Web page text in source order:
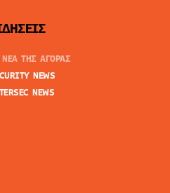
ΝΕΑ ΤΗΣ ΑΓΟΡΑΣ
NEWS
NEWS